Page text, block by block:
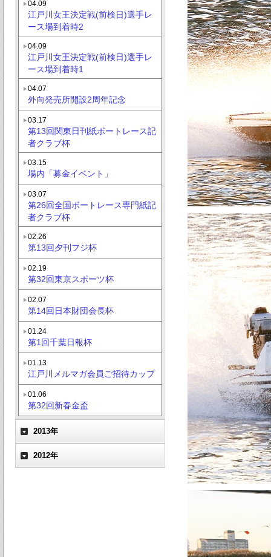
04.09
江戸川女王決定戦(前検日)選手レ
ース場到着時2
04.09
江戸川女王決定戦(前検日)選手レ
ース場到着時1
04.07
外向発売所開設2周年記念
03.17
第13回関東日刊紙ボートレース記
者クラブ杯
03.15
場内「募金イベント」
03.07
第26回全国ボートレース専門紙記
者クラブ杯
02.26
第13回夕刊フジ杯
02.19
第32回東京スポーツ杯
02.07
第14回日本財団会長杯
01.24
第1回千葉日報杯
01.13
江戸川メルマガ会員ご招待カップ
01.06
第32回新春金盃
2013年
2012年